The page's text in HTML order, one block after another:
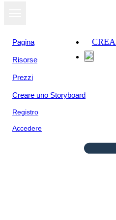
Pagina
Risorse
Prezzi
Creare uno Storyboard
Registro
Accedere
Visualizza
come